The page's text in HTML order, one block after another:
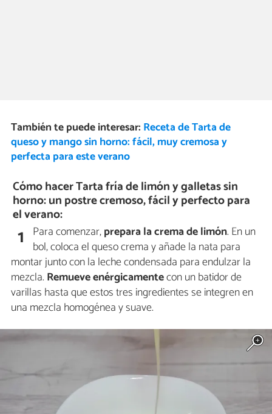
También te puede interesar: Receta de Tarta de
queso y mango sin horno: fácil, muy cremosa y
perfecta para este verano
Cómo hacer Tarta fría de limón y galletas sin
horno: un postre cremoso, fácil y perfecto para
el verano:
1 Para comenzar,prepara la crema de limón. En un
bol, coloca el queso crema y añade la nata para
montar junto con la leche condensada para endulzar la
mezcla. Remueve enérgicamentecon un batidor de
varillas hasta que estos tres ingredientes se integren en
una mezcla homogénea y suave.